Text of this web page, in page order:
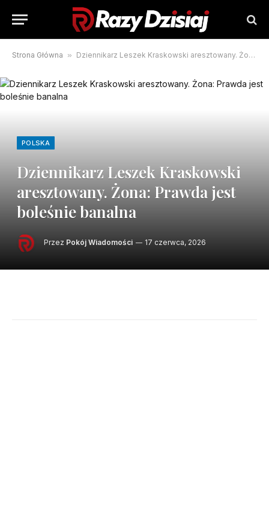
Strona Główna » Dziennikarz Leszek Kraskowski aresztowany. Żona: Prawda jest boleśnie banalna
POLSKA
Dziennikarz Leszek Kraskowski
aresztowany. Żona: Prawda jest
boleśnie banalna
Przez Pokój Wiadomości 17 czerwca, 2026